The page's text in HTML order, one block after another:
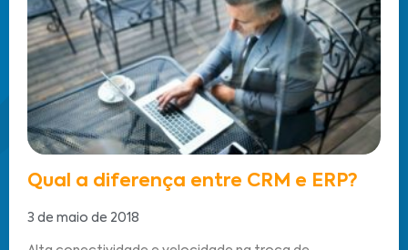
Qual a diferença entre CRM e ERP?
3 de maio de 2018